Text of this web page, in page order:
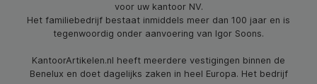
voor uw kantoor NV.
Het familiebedrijf bestaat inmiddels meer dan 100 jaar en is
tegenwoordig onder aanvoering van Igor Soons.
KantoorArtikelen.nl heeft meerdere vestigingen binnen de
Benelux en doet dagelijks zaken in heel Europa. Het bedrijf